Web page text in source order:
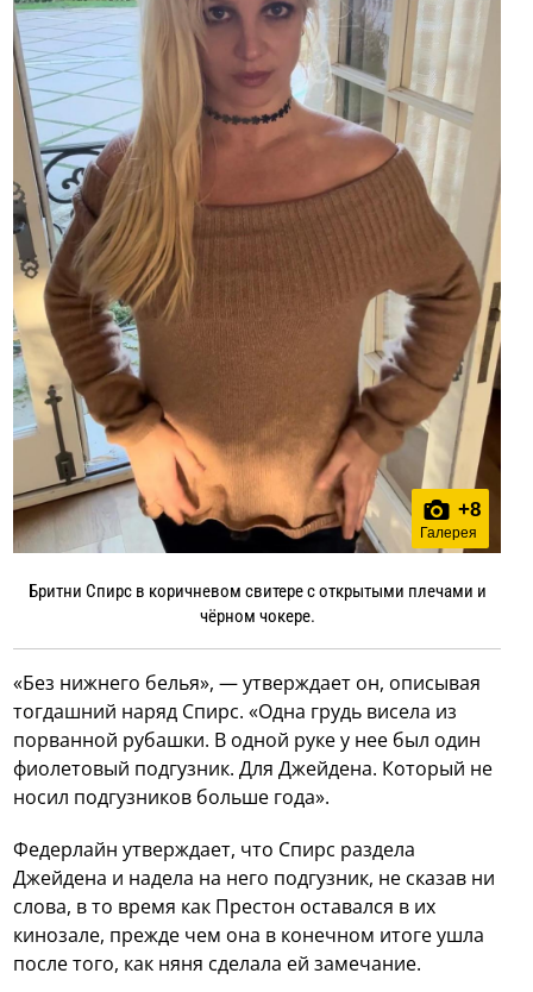
+8
Галерея
Бритни Спирс в коричневом свитере с открытыми плечами и
чёрном чокере.
«Без нижнего белья», — утверждает он, описывая
тогдашний наряд Спирс. «Одна грудь висела из
порванной рубашки. В одной руке у нее был один
фиолетовый подгузник. Для Джейдена. Который не
носил подгузников больше года».
Федерлайн утверждает, что Спирс раздела
Джейдена и надела на него подгузник, не сказав ни
слова, в то время как Престон оставался в их
кинозале, прежде чем она в конечном итоге ушла
после того, как няня сделала ей замечание.